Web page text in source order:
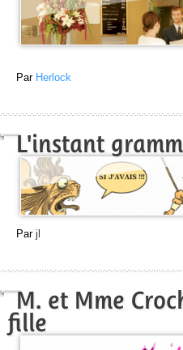
Par Herlock
L'instant
Par jl
M. et Mme
fille